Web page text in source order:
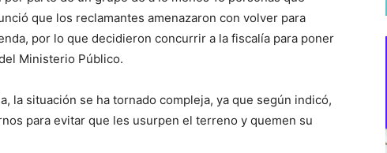
que los reclamantes amenazaron con volver para
por lo que decidieron concurrir a la fiscalía para poner
Ministerio Público.
la situación se ha tornado compleja, ya que según indicó,
para evitar que les usurpen el terreno y quemen su